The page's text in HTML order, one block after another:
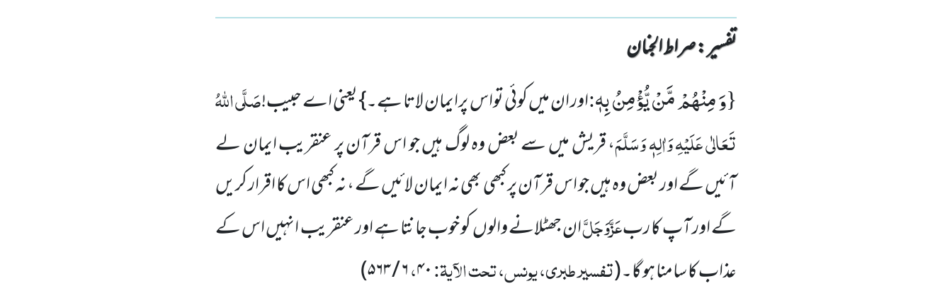
تفسیر : ‎صراط الجنان
{وَ مِنْهُمْ مَّنْ یُّؤْمِنُ بِهٖ:اور ان میں کوئی تواس پرایمان لاتا ہے۔} یعنی اے حبیب!صَلَّی اللہُ
تَعَالٰی عَلَیْہِ وَاٰلِہٖ وَسَلَّمَ، قریش میں سے بعض وہ لوگ ہیں جو اس قرآن پر عنقریب ایمان لے
آئیں گے اور بعض وہ ہیں جو اس قرآن پر کبھی بھی نہ ایمان لائیں گے ، نہ کبھی اس کا اقرار کریں
گے اور آپ کا ربعَزَّوَجَلَّان جھٹلانے والوں کو خوب جانتا ہے اور عنقریب انہیں اس کے
عذاب کا سامنا ہو گا۔(تفسیر طبری، یونس، تحت الآیۃ:۴۰،۶ / ۵۶۳ )